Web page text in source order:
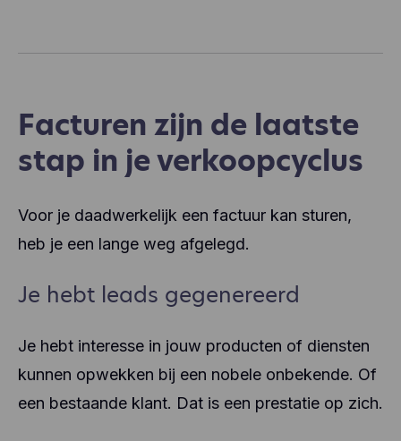
Facturen zijn de laatste
stap in je verkoopcyclus
Voor je daadwerkelijk een factuur kan sturen,
heb je een lange weg afgelegd.
Je hebt leads gegenereerd
Je hebt interesse in jouw producten of diensten
kunnen opwekken bij een nobele onbekende. Of
een bestaande klant. Dat is een prestatie op zich.